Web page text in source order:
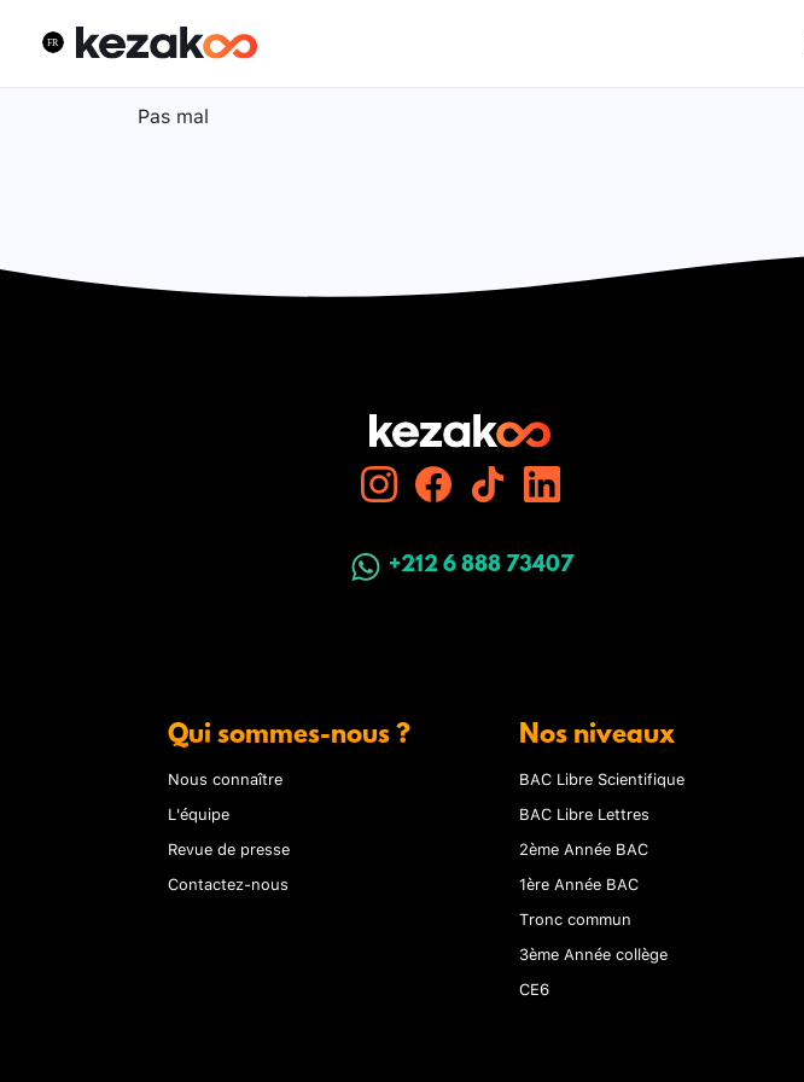
Pas mal
+212 6 888 73407
Qui sommes-nous ?
Nous connaître
L'équipe
Revue de presse
Contactez-nous
Nos niveaux
BAC Libre Scientifique
BAC Libre Lettres
2ème Année BAC
1ère Année BAC
Tronc commun
3ème Année collège
CE6